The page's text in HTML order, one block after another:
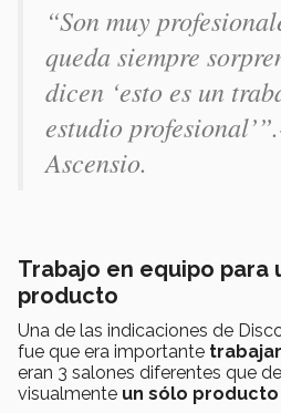
“Son muy
queda siempre
dicen ‘esto es un
estudio profesional
Ascensio.
Trabajo en equipo para
producto
Una de las indicaciones de
fue que era importante
eran 3 salones diferentes que
visualmente un sólo